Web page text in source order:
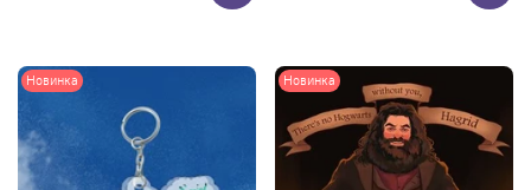
Новинка Новинка